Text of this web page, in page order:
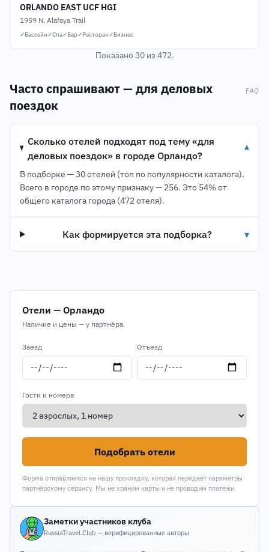
ORLANDO EAST UCF HGI
1959 N. Alafaya Trail
✓Бассейн✓Спа✓Бар✓Ресторан✓Бизнес
Показано 30 из 472.
Часто спрашивают — для деловых
поездок
FAQ
Сколько отелей подходят под тему «для
деловых поездок» в городе Орландо?
▾
В подборке — 30 отелей (топ по популярности каталога).
Всего в городе по этому признаку — 256. Это 54% от
общего каталога города (472 отеля).
Как формируется эта подборка? ▾
Отели — Орландо
Наличие и цены — у партнёра
Заезд Отъезд
Гости и номера
Подобрать отели
Форма отправляется на нашу прокладку, которая передаёт параметры
партнёрскому сервису. Мы не храним карты и не проводим платежи.
Заметки участников клуба
RussiaTravel.Club — верифицированные авторы